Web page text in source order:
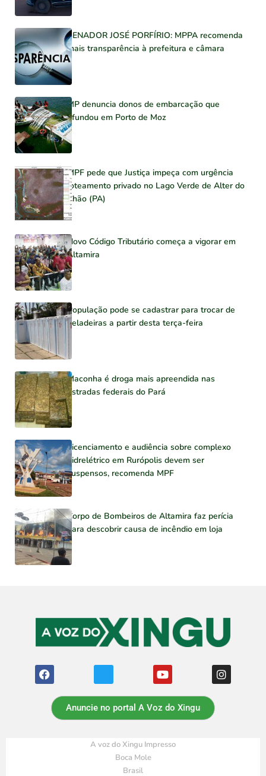
SENADOR JOSÉ PORFÍRIO: MPPA recomenda
mais transparência à prefeitura e câmara
MP denuncia donos de embarcação que
afundou em Porto de Moz
MPF pede que Justiça impeça com urgência
loteamento privado no Lago Verde de Alter do
Chão (PA)
Novo Código Tributário começa a vigorar em
Altamira
População pode se cadastrar para trocar de
geladeiras a partir desta terça-feira
Maconha é droga mais apreendida nas
estradas federais do Pará
Licenciamento e audiência sobre complexo
hidrelétrico em Rurópolis devem ser
suspensos, recomenda MPF
Corpo de Bombeiros de Altamira faz perícia
para descobrir causa de incêndio em loja
Anuncie no portal A Voz do Xingu
A voz do Xingu Impresso
Boca Mole
Brasil